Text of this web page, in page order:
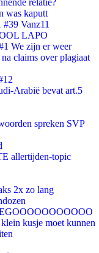
relatie?
was kaputt
Vanz11
LAPO
We zijn er weer
claims over plagiaat
Arabië bevat art.5
spreken SVP
allertijden-topic
2x zo lang
kusje moet kunnen